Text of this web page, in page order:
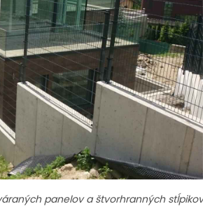
panelov a štvorhranných